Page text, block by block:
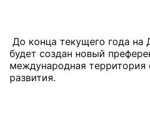
До конца текущего года на
будет создан новый
международная
развития.